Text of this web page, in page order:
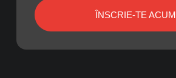
ÎNSCRIE-TE ACUM